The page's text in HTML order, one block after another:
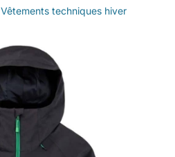
Vêtements techniques hiver